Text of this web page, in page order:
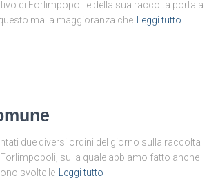
di Forlimpopoli e della sua raccolta porta a
ma la maggioranza che
Leggi tutto
due diversi ordini del giorno sulla raccolta
sulla quale abbiamo fatto anche
svolte le
Leggi tutto